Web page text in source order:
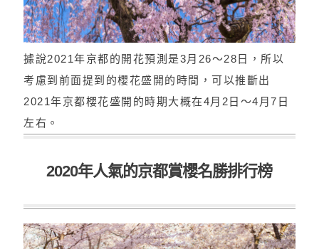
據說2021年京都的開花預測是3月26～28日，所以
考慮到前面提到的櫻花盛開的時間，可以推斷出
2021年京都櫻花盛開的時期大概在4月2日～4月7日
左右。
2020年人氣的京都賞櫻名勝排行榜